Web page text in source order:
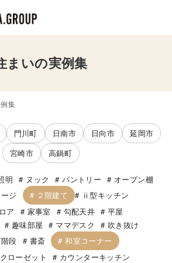
まいの実例集
集
門川町 日南市 日向市
延岡市
宮崎市
高鍋町
明 ヌック パントリー
オープン棚
ジ
２階建て
ⅱ型キッチン
ア
家事室 勾配天井
平屋
趣味部屋 ママデスク
吹き抜け
段
書斎
和室コーナー
ローゼット
カウンターキッチン